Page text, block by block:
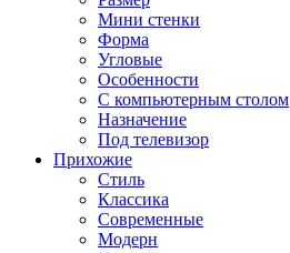
Мини стенки
Форма
Угловые
Особенности
С компьютерным столом
Назначение
Под телевизор
Прихожие
Стиль
Классика
Современные
Модерн